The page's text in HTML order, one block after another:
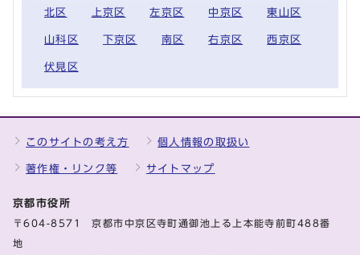
北区 上京区 左京区 中京区 東山区
山科区 下京区 南区 右京区 西京区
伏見区
このサイトの考え方 個人情報の取扱い
著作権・リンク等 サイトマップ
京都市役所
〒604-8571 京都市中京区寺町通御池上る上本能寺前町488番
地